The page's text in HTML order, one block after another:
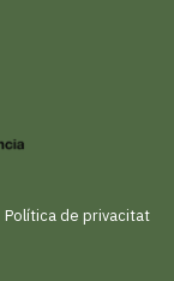
Política de privacitat